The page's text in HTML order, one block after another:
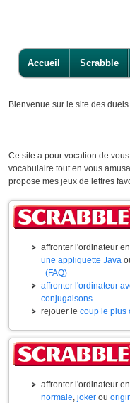
Accueil Scrabble
Bienvenue sur le site des
Ce site a pour vocation de
vocabulaire tout en vous
propose mes jeux de lettres
affronter l'ordinateur
une appliquette Java
(FAQ)
affronter l'ordinateur
conjugaisons
rejouer le coup le plus
affronter l'ordinateur en
normale, joker ou